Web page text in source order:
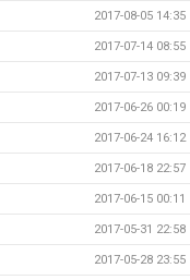
2017-08-05 14:35
2017-07-14 08:55
2017-07-13 09:39
2017-06-26 00:19
2017-06-24 16:12
2017-06-18 22:57
2017-06-15 00:11
2017-05-31 22:58
2017-05-28 23:55